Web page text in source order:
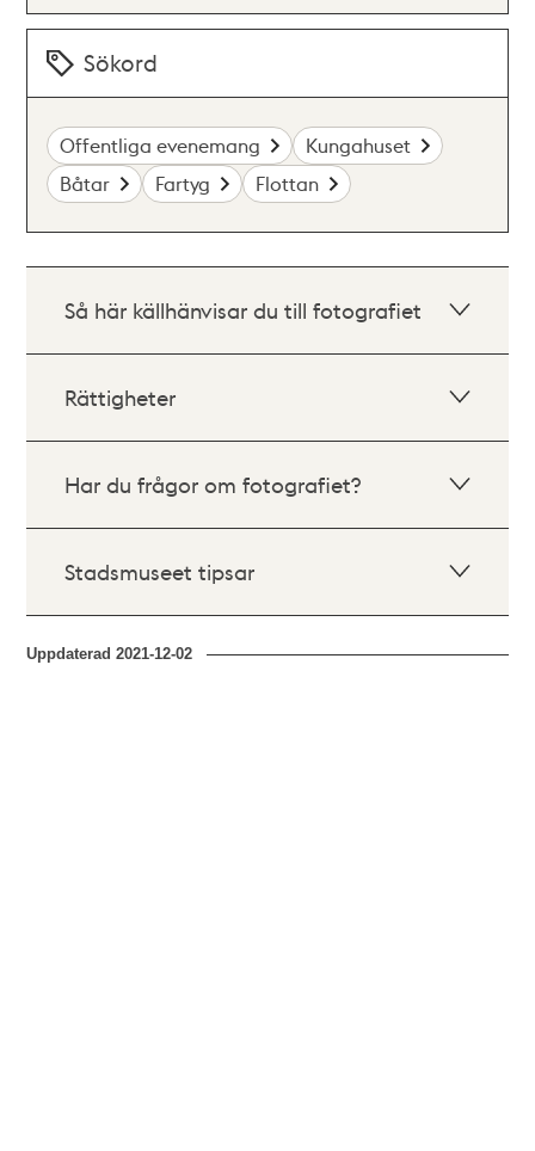
Sökord
Offentliga evenemang
Kungahuset
Båtar
Fartyg Flottan
Så här källhänvisar du till fotografiet
Rättigheter
Har du frågor om fotografiet?
Stadsmuseet tipsar
Uppdaterad2021-12-02